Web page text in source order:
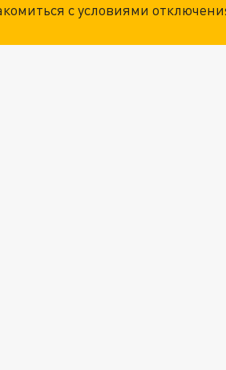
с условиями